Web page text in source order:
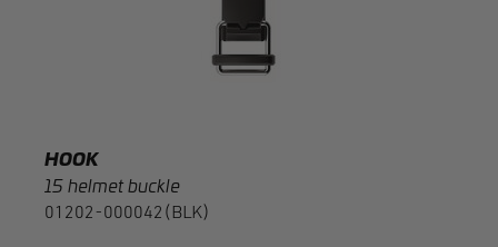
HOOK
15 helmet buckle
01202-000042(BLK)